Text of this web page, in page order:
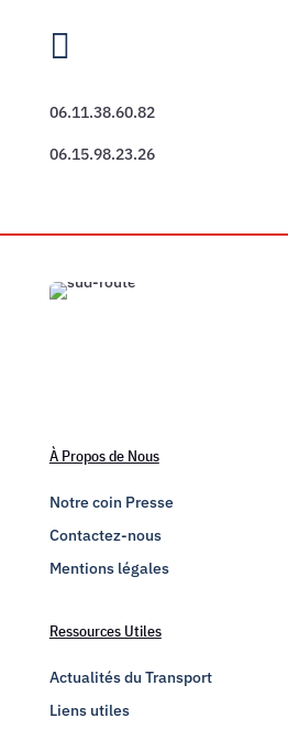

06.11.38.60.82
06.15.98.23.26
À Propos de Nous
Notre coin Presse
Contactez-nous
Mentions légales
Ressources Utiles
Actualités du Transport
Liens utiles